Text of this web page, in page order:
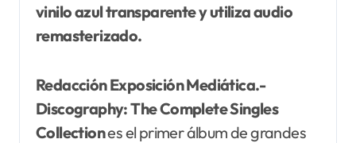
vinilo azul transparente y utiliza audio
remasterizado.
Redacción Exposición Mediática.-
Discography: The Complete Singles
Collectiones el primer álbum de grandes